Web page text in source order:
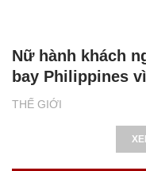
THẾ GIỚI
Nữ hành khách
bay Philippines